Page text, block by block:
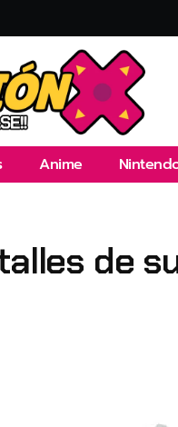
Anime
de